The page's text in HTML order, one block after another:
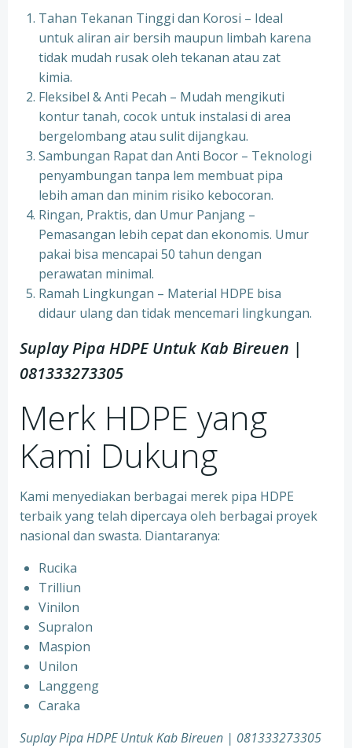
Tahan Tekanan Tinggi dan Korosi – Ideal
untuk aliran air bersih maupun limbah karena
tidak mudah rusak oleh tekanan atau zat
kimia.
Fleksibel & Anti Pecah – Mudah mengikuti
kontur tanah, cocok untuk instalasi di area
bergelombang atau sulit dijangkau.
Sambungan Rapat dan Anti Bocor – Teknologi
penyambungan tanpa lem membuat pipa
lebih aman dan minim risiko kebocoran.
Ringan, Praktis, dan Umur Panjang –
Pemasangan lebih cepat dan ekonomis. Umur
pakai bisa mencapai 50 tahun dengan
perawatan minimal.
Ramah Lingkungan – Material HDPE bisa
didaur ulang dan tidak mencemari lingkungan.
Suplay Pipa HDPE Untuk Kab Bireuen |
081333273305
Merk HDPE yang
Kami Dukung
Kami menyediakan berbagai merek pipa HDPE
terbaik yang telah dipercaya oleh berbagai proyek
nasional dan swasta. Diantaranya:
Rucika
Trilliun
Vinilon
Supralon
Maspion
Unilon
Langgeng
Caraka
Suplay Pipa HDPE Untuk Kab Bireuen | 081333273305